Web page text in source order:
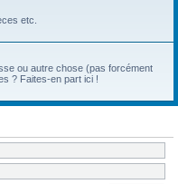
etc.
ou autre chose (pas forcément
? Faites-en part ici !